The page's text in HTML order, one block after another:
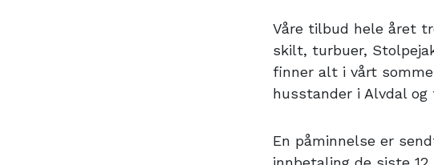
Våre tilbud hele året
skilt, turbuer,
finner alt i vårt
husstander i Alvdal
En påminnelse er